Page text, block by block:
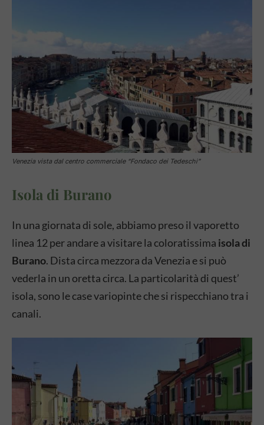
Venezia vista dal centro commerciale “Fondaco dei Tedeschi”
Isola di Burano
In una giornata di sole, abbiamo preso il vaporetto
linea 12 per andare a visitare la coloratissima isola di
Burano. Dista circa mezzora da Venezia e si può
vederla in un oretta circa. La particolarità di quest’
isola, sono le case variopinte che si rispecchiano tra i
canali.